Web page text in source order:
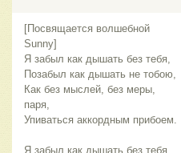
[Посвящается волшебной
Sunny]
Я забыл как дышать без тебя,
Позабыл как дышать не тобою,
Как без мыслей, без меры,
паря,
Упиваться аккордным прибоем.
Я забыл как дышать без тебя,